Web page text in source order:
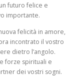
futuro felice e
importante.
felicità in amore,
incontrato il vostro
dietro l’angolo.
forze spirituali e
dei vostri sogni.